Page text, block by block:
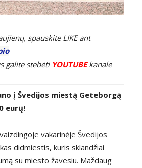
spauskite LIKE ant
galite stebėti YOUTUBEkanale
į Švedijos miestą Geteborgą
eurų!
vakarinėje Švedijos
didmiestis, kuris sklandžiai
su miesto žavesiu. Maždaug